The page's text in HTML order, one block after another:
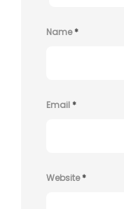
Name*
Email*
Website*